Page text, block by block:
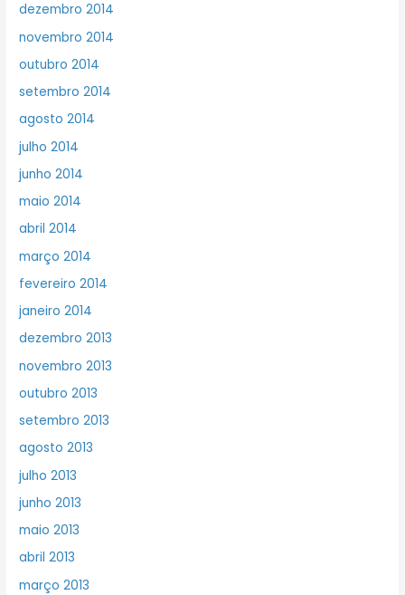
dezembro 2014
novembro 2014
outubro 2014
setembro 2014
agosto 2014
julho 2014
junho 2014
maio 2014
abril 2014
março 2014
fevereiro 2014
janeiro 2014
dezembro 2013
novembro 2013
outubro 2013
setembro 2013
agosto 2013
julho 2013
junho 2013
maio 2013
abril 2013
março 2013